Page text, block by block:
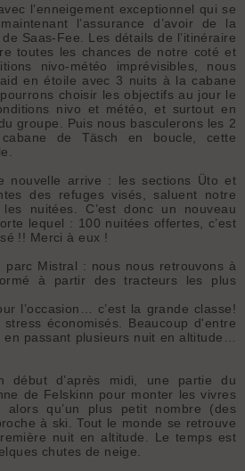
l’enneigement exceptionnel qui se
l’assurance d’avoir de la
Saas-Fee. Les détails de l’itinéraire
toutes les chances de notre coté et
nivo-météo imprévisibles, nous
en étoile avec 3 nuits à la cabane
choisir les objectifs au jour le
nivo et météo, et surtout en
groupe. Puis nous basculerons les 2
de Täsch en boucle, cette
nouvelle arrive : les sections Üto et
des refuges visés, saluent notre
nuitées. C’est donc un nouveau
lequel : 100 nuitées offertes, c’est
!! Merci à eux !
parc Mistral : nous nous retrouvons à
à partir des tracteurs les plus
l’occasion… c’est la grande classe!
économisés. Beaucoup d'entre
passant plusieurs nuit en altitude…
début d’après midi, une partie du
de Felskinn pour monter les vivres
qu’un plus petit nombre (des
à ski. Tout le monde se retrouve
nuit en altitude. Le temps est
chutes de neige.